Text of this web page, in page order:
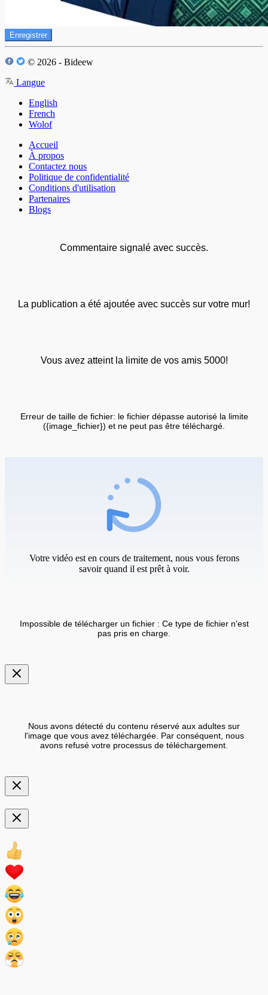
Enregistrer
© 2026 - Bideew
Langue
English
French
Wolof
Accueil
À propos
Contactez nous
Politique de confidentialité
Conditions d'utilisation
Partenaires
Blogs
Commentaire signalé avec succès.
La publication a été ajoutée avec succès sur votre mur!
Vous avez atteint la limite de vos amis 5000!
Erreur de taille de fichier: le fichier dépasse autorisé la limite
({image_fichier}) et ne peut pas être téléchargé.
Votre vidéo est en cours de traitement, nous vous ferons
savoir quand il est prêt à voir.
Impossible de télécharger un fichier : Ce type de fichier n'est
pas pris en charge.
Nous avons détecté du contenu réservé aux adultes sur
l'image que vous avez téléchargée. Par conséquent, nous
avons refusé votre processus de téléchargement.